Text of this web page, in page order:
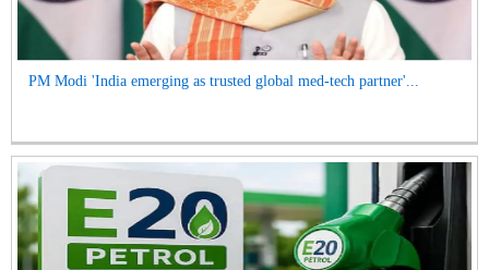
PM Modi 'India emerging as trusted global med-tech partner'...